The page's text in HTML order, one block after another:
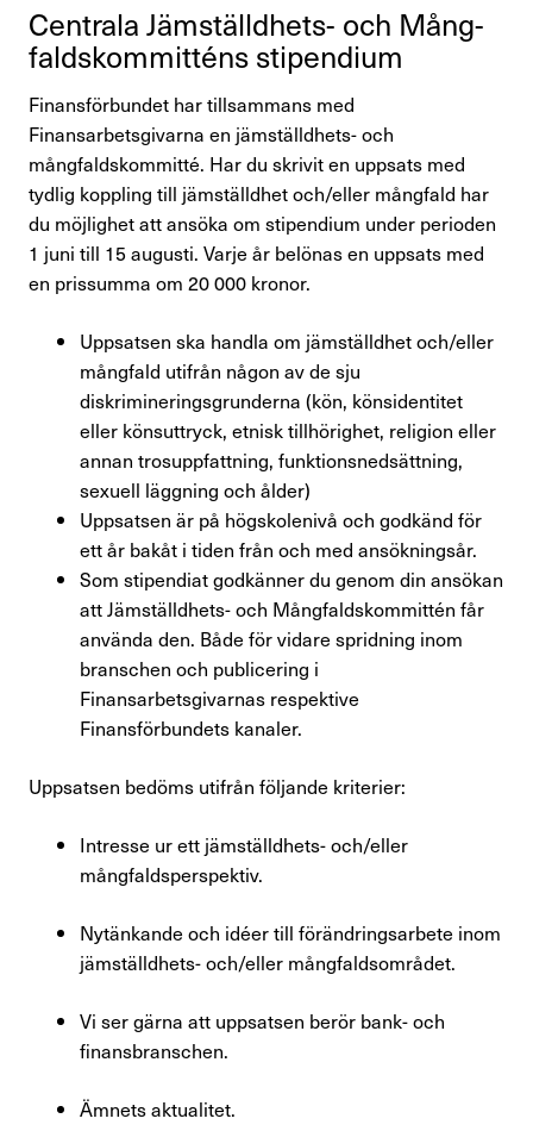
Centrala Jämställd­hets- och Mång­
falds­kom­mit­téns stipen­dium
Finansförbundet har tillsammans med
Finansarbetsgivarna en jämställdhets- och
mångfaldskommitté. Har du skrivit en uppsats med
tydlig koppling till jämställdhet och/eller mångfald har
du möjlighet att ansöka om stipendium under perioden
1 juni till 15 augusti. Varje år belönas en uppsats med
en prissumma om 20 000 kronor.
Uppsatsen ska handla om jämställdhet och/eller
mångfald utifrån någon av de sju
diskrimineringsgrunderna (kön, könsidentitet
eller könsuttryck, etnisk tillhörighet, religion eller
annan trosuppfattning, funktionsnedsättning,
sexuell läggning och ålder)
Uppsatsen är på högskolenivå och godkänd för
ett år bakåt i tiden från och med ansökningsår.
Som stipendiat godkänner du genom din ansökan
att Jämställdhets- och Mångfaldskommittén får
använda den. Både för vidare spridning inom
branschen och publicering i
Finansarbetsgivarnas respektive
Finansförbundets kanaler.
Uppsatsen bedöms utifrån följande kriterier:
Intresse ur ett jämställdhets- och/eller
mångfaldsperspektiv.
Nytänkande och idéer till förändringsarbete inom
jämställdhets- och/eller mångfaldsområdet.
Vi ser gärna att uppsatsen berör bank- och
finansbranschen.
Ämnets aktualitet.